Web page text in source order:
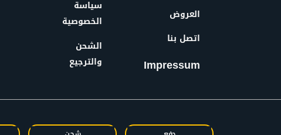
العروض
اتصل بنا
Impressum
سياسة
الخصوصية
الشحن
والترجيع